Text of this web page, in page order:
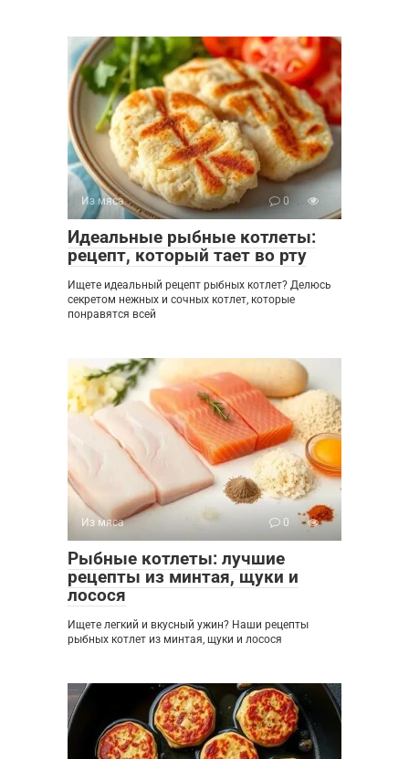
Из мяса 0
Идеальные рыбные котлеты:
рецепт, который тает во рту
Ищете идеальный рецепт рыбных котлет? Делюсь
секретом нежных и сочных котлет, которые
понравятся всей
Из мяса 0
Рыбные котлеты: лучшие
рецепты из минтая, щуки и
лосося
Ищете легкий и вкусный ужин? Наши рецепты
рыбных котлет из минтая, щуки и лосося